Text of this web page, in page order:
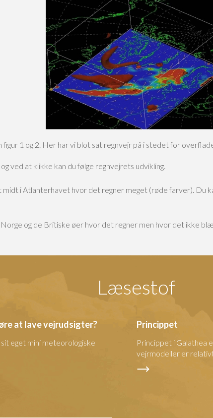
figur 1 og 2. Her har vi blot sat regnvejr på i stedet for
ved at klikke kan du følge regnvejrets udvikling.
midt i Atlanterhavet hvor det regner meget (røde farver). Du
og de Britiske øer hvor det regner men hvor det ikke
Læsestof
at lave vejrudsigter?
eget mini meteorologiske
Princippet
Princippet i Galathea
vejrmodeller er